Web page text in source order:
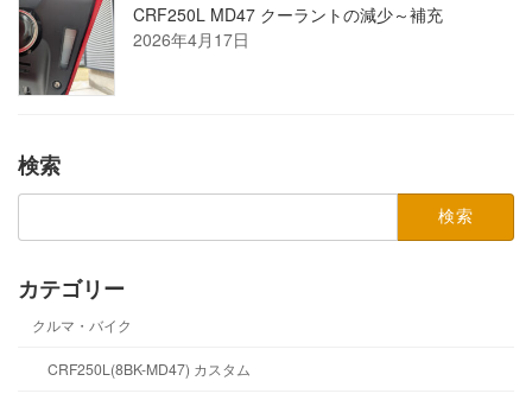
CRF250L MD47 クーラントの減少～補充
2026年4月17日
検索
検
カテゴリー
クルマ・バイク
CRF250L(8BK-MD47) カスタム